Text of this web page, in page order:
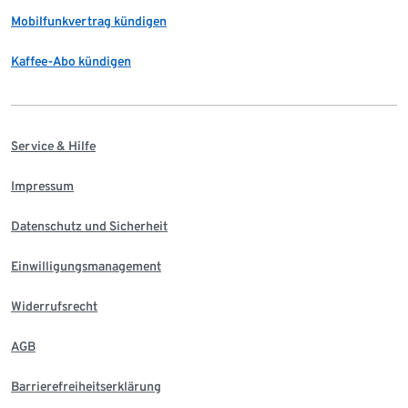
Mobilfunkvertrag kündigen
Kaffee-Abo kündigen
Service & Hilfe
Impressum
Datenschutz und Sicherheit
Einwilligungsmanagement
Widerrufsrecht
AGB
Barrierefreiheitserklärung